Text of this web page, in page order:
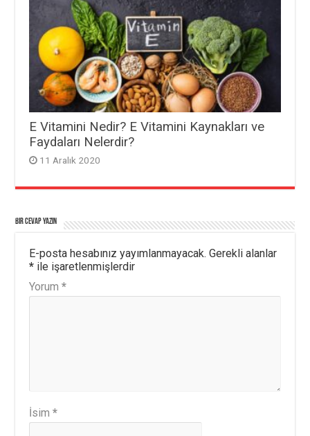
E Vitamini Nedir? E Vitamini Kaynakları ve
Faydaları Nelerdir?
11 Aralık 2020
Bir cevap yazın
E-posta hesabınız yayımlanmayacak. Gerekli alanlar
* ile işaretlenmişlerdir
Yorum*
İsim*